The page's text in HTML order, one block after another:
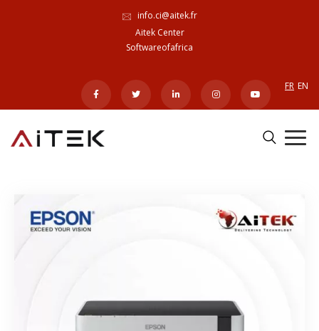
info.ci@aitek.fr
Aitek Center
Softwareofafrica
FR EN